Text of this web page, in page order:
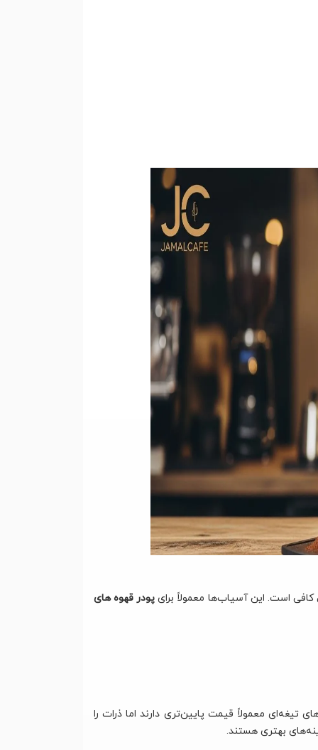
است. این آسیاب‌ها معمولاً برای پودر قهوه های
تیغه‌ای معمولاً قیمت پایین‌تری دارند اما ذرات را